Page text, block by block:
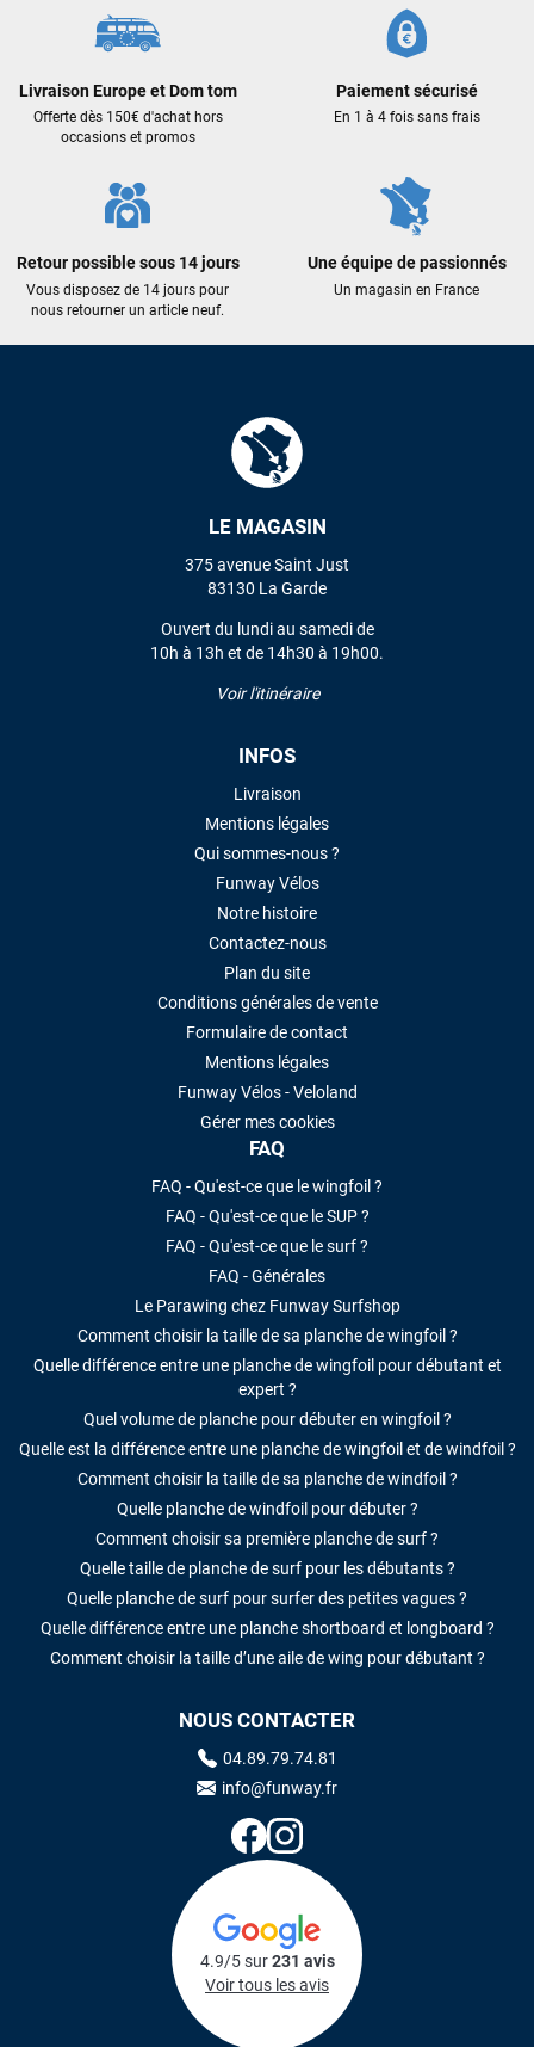
Livraison Europe et Dom tom
Offerte dès 150€ d'achat hors
occasions et promos
Paiement sécurisé
En 1 à 4 fois sans frais
Retour possible sous 14 jours
Vous disposez de 14 jours pour
nous retourner un article neuf.
Une équipe de passionnés
Un magasin en France
LE MAGASIN
375 avenue Saint Just
83130 La Garde
Ouvert du lundi au samedi de
10h à 13h et de 14h30 à 19h00.
Voir l'itinéraire
INFOS
Livraison
Mentions légales
Qui sommes-nous ?
Funway Vélos
Notre histoire
Contactez-nous
Plan du site
Conditions générales de vente
Formulaire de contact
Mentions légales
Funway Vélos - Veloland
Gérer mes cookies
FAQ
FAQ - Qu'est-ce que le wingfoil ?
FAQ - Qu'est-ce que le SUP ?
FAQ - Qu'est-ce que le surf ?
FAQ - Générales
Le Parawing chez Funway Surfshop
Comment choisir la taille de sa planche de wingfoil ?
Quelle différence entre une planche de wingfoil pour débutant et
expert ?
Quel volume de planche pour débuter en wingfoil ?
Quelle est la différence entre une planche de wingfoil et de windfoil ?
Comment choisir la taille de sa planche de windfoil ?
Quelle planche de windfoil pour débuter ?
Comment choisir sa première planche de surf ?
Quelle taille de planche de surf pour les débutants ?
Quelle planche de surf pour surfer des petites vagues ?
Quelle différence entre une planche shortboard et longboard ?
Comment choisir la taille d’une aile de wing pour débutant ?
NOUS CONTACTER
04.89.79.74.81
info@funway.fr
4.9/5 sur231 avis
Voir tous les avis
qualité : c'est toujours un plaisir!
Sébastien BACHELIER
il y a 2 semaines
Cela faisait 6 mois que je galérais à remplacer ma board eux
m'ont trouvé une pépite à laquelle je n'aurais jamais pensé !
encore pour cette severne dyno !
Maronui RICHMOND
il y a 2 mois
J'ai acheté une voile d'occasion depuis Tahiti. Super service.
Mauruuru roa.
VOIR TOUS LES AVIS